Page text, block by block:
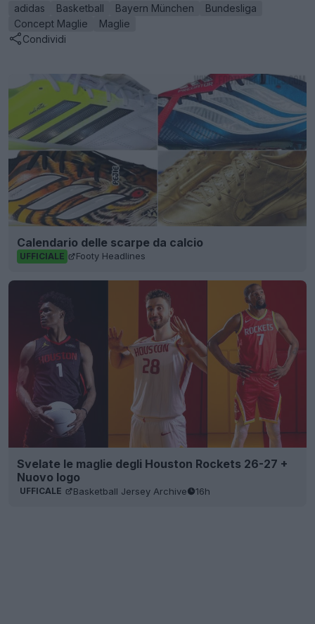
adidas Basketball Bayern München
Bundesliga
Concept Maglie
Maglie
Condividi
Calendario delle scarpe da calcio
UFFICIALE Footy Headlines
Svelate le maglie degli Houston Rockets 26-27 +
Nuovo logo
UFFICALE Basketball Jersey Archive 16h